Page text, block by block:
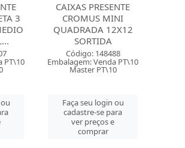
3
PT\10
CAIXAS PRESENTE
CROMUS MINI
QUADRADA 12X12
SORTIDA
Código: 148488
Embalagem: Venda PT\10
Master PT\10
Faça seu login ou
cadastre-se para
ver preços e
comprar